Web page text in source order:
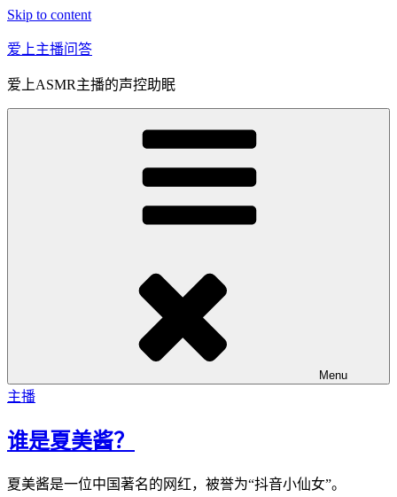
Skip to content
爱上主播问答
爱上ASMR主播的声控助眠
Menu
主播
谁是夏美酱？
夏美酱是一位中国著名的网红，被誉为“抖音小仙女”。